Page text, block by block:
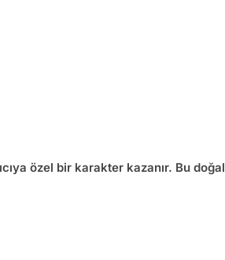
özel bir karakter kazanır. Bu doğal